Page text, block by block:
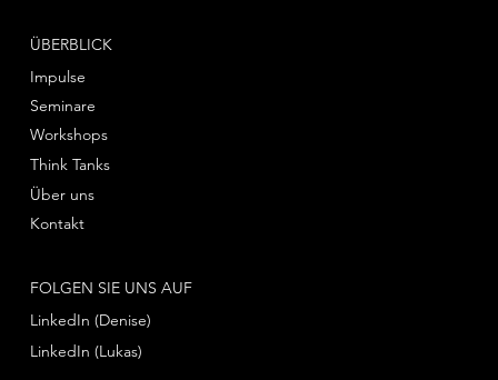
FOLGEN SIE UNS AUF
LinkedIn (Denise)
LinkedIn (Lukas)
ÜBERBLICK
Impulse
Seminare
Workshops
Think Tanks
Über uns
Kontakt